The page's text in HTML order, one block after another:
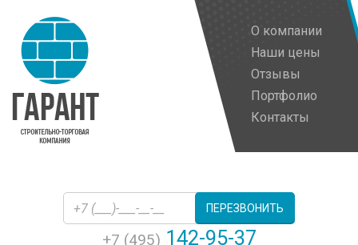
О компании
Наши цены
Отзывы
Портфолио
Контакты
+7 (495) 142-95-37
ПЕРЕЗВОНИТЬ